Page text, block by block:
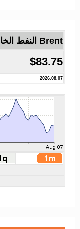
Brent النفط الخام
$83.75
2026.08.07